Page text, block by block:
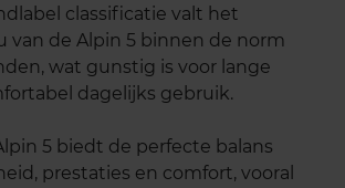
classificatie valt het
van de Alpin 5 binnen de norm
wat gunstig is voor lange
dagelijks gebruik.
5 biedt de perfecte balans
prestaties en comfort, vooral